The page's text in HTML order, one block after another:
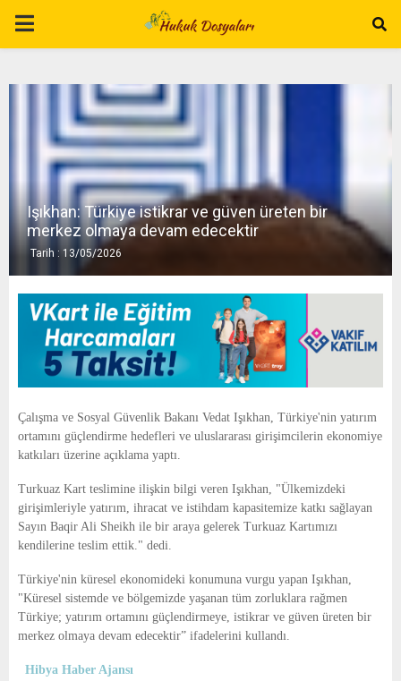
P
A
E
N
U
Işıkhan: Türkiye istikrar ve güven üreten bir
merkez olmaya devam edecektir
Tarih : 13/05/2026
Çalışma ve Sosyal Güvenlik Bakanı Vedat Işıkhan, Türkiye'nin yatırım
ortamını güçlendirme hedefleri ve uluslararası girişimcilerin ekonomiye
katkıları üzerine açıklama yaptı.
Turkuaz Kart teslimine ilişkin bilgi veren Işıkhan, "Ülkemizdeki
girişimleriyle yatırım, ihracat ve istihdam kapasitemize katkı sağlayan
Sayın Baqir Ali Sheikh ile bir araya gelerek Turkuaz Kartımızı
kendilerine teslim ettik." dedi.
Türkiye'nin küresel ekonomideki konumuna vurgu yapan Işıkhan,
"Küresel sistemde ve bölgemizde yaşanan tüm zorluklara rağmen
Türkiye; yatırım ortamını güçlendirmeye, istikrar ve güven üreten bir
merkez olmaya devam edecektir” ifadelerini kullandı.
Hibya Haber Ajansı